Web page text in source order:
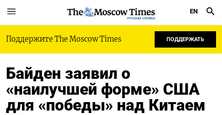
РУССКАЯ СЛУЖБА
EN
Поддержите The Moscow Times ПОДДЕРЖАТЬ
Байден заявил о
«наилучшей форме» США
для «победы» над Китаем